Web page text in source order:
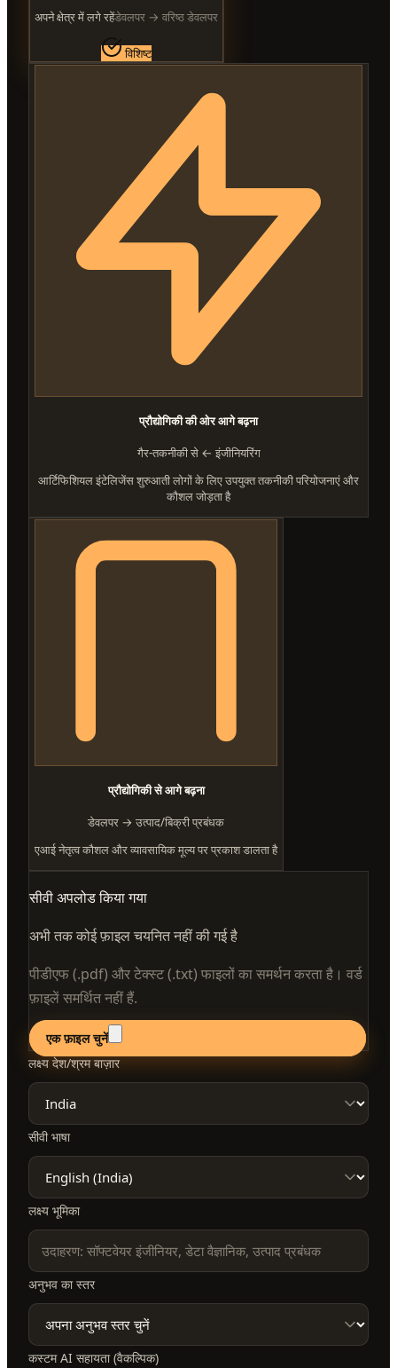
अपने क्षेत्र में लगे रहेंडेवलपर → वरिष्ठ डेवलपर
विशिष्ट
प्रौद्योगिकी की ओर आगे बढ़ना
गैर-तकनीकी से ← इंजीनियरिंग
आर्टिफिशियल इंटेलिजेंस शुरुआती लोगों के लिए उपयुक्त तकनीकी परियोजनाएं और
कौशल जोड़ता है
प्रौद्योगिकी से आगे बढ़ना
डेवलपर → उत्पाद/बिक्री प्रबंधक
एआई नेतृत्व कौशल और व्यावसायिक मूल्य पर प्रकाश डालता है
सीवी अपलोड किया गया
अभी तक कोई फ़ाइल चयनित नहीं की गई है
पीडीएफ (.pdf) और टेक्स्ट (.txt) फाइलों का समर्थन करता है। वर्ड
फ़ाइलें समर्थित नहीं हैं.
एक फ़ाइल चुनें
लक्ष्य देश/श्रम बाज़ार
सीवी भाषा
लक्ष्य भूमिका
अनुभव का स्तर
कस्टम AI सहायता (वैकल्पिक)